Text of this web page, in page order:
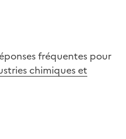
fréquentes pour
chimiques et